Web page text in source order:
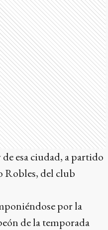
esa ciudad, a partido
Robles, del club
por la
de la temporada